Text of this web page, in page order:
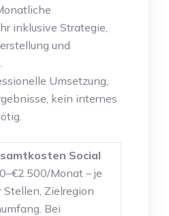
inklusive Strategie,
und
Umsetzung,
kein internes
Social
Monat – je
Zielregion
Bei